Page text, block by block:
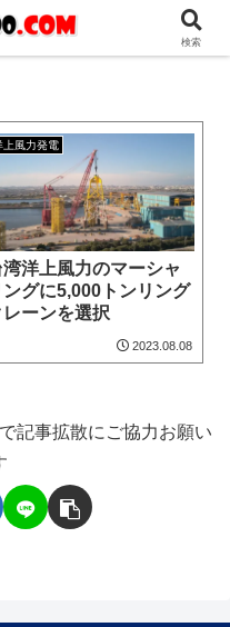
上風力発電
湾洋上風力のマーシャ
ングに5,000トンリング
レーンを選択
2023.08.08
記事拡散にご協力お願い
検索